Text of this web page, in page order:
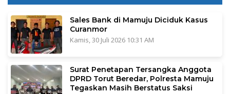
Sales Bank di Mamuju Diciduk Kasus
Curanmor
Kamis, 30 Juli 2026 10:31 AM
Surat Penetapan Tersangka Anggota
DPRD Torut Beredar, Polresta Mamuju
Tegaskan Masih Berstatus Saksi